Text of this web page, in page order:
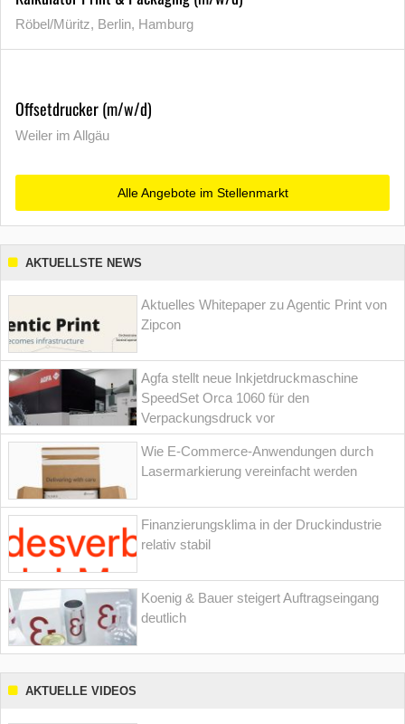
Röbel/Müritz, Berlin, Hamburg
Offsetdrucker (m/w/d)
Weiler im Allgäu
Alle Angebote im Stellenmarkt
AKTUELLSTE NEWS
Aktuelles Whitepaper zu Agentic Print von
Zipcon
Agfa stellt neue Inkjetdruckmaschine
SpeedSet Orca 1060 für den
Verpackungsdruck vor
Wie E-Commerce-Anwendungen durch
Lasermarkierung vereinfacht werden
Finanzierungsklima in der Druckindustrie
relativ stabil
Koenig & Bauer steigert Auftragseingang
deutlich
AKTUELLE VIDEOS